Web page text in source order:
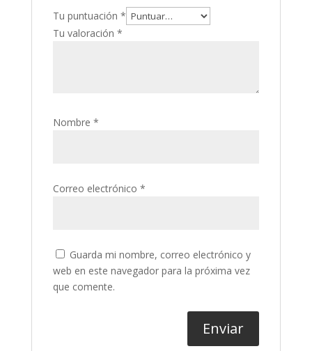
Tu puntuación *
Tu valoración *
Nombre *
Correo electrónico *
Guarda mi nombre, correo electrónico y
web en este navegador para la próxima vez
que comente.